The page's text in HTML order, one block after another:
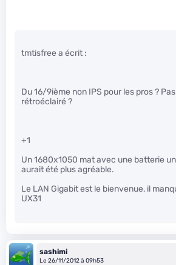
tmtisfree a écrit :
Du 16/9ième non IPS pour les pros ?
rétroéclairé ?
+1
Un 1680x1050 mat avec une batterie
aurait été plus agréable.
Le LAN Gigabit est le bienvenue, il
UX31
sashimi
Le 26/11/2012 à 09h53